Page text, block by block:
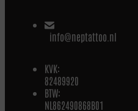
info@neptattoo.nl
KVK:
82489920
BTW:
NL862490868B01